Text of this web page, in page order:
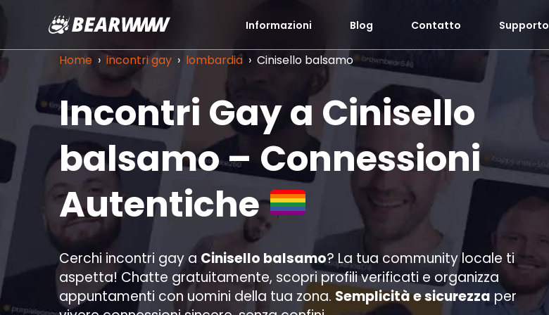
contenuto
Informazioni Blog Contatto Supporto
Home › incontri gay › lombardia › Cinisello balsamo
Incontri Gay a Cinisello
balsamo – Connessioni
Autentiche
Cerchi incontri gay a Cinisello balsamo? La tua community locale ti
aspetta! Chatte gratuitamente, scopri profili verificati e organizza
appuntamenti con uomini della tua zona. Semplicità e sicurezza per